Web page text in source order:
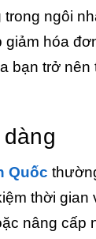
ngôi
hóa
bạn trở nên
Quốc
thời gian
nâng cấp